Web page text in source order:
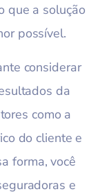
que a solução
possível.
considerar
da
como a
do cliente e
forma, você
e